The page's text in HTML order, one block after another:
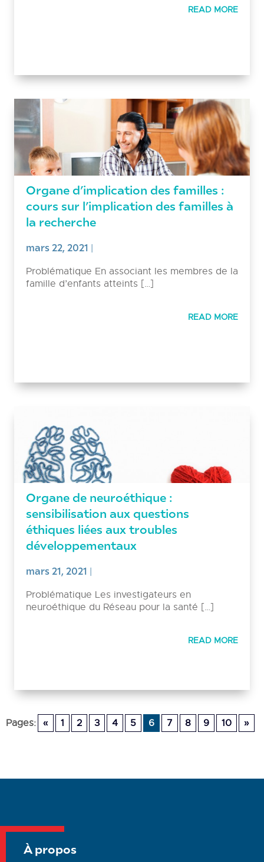
READ MORE
Organe d’implication des familles :
cours sur l’implication des familles à
la recherche
mars 22, 2021 |
Problématique En associant les membres de la
famille d’enfants atteints […]
READ MORE
Organe de neuroéthique :
sensibilisation aux questions
éthiques liées aux troubles
développementaux
mars 21, 2021 |
Problématique Les investigateurs en
neuroéthique du Réseau pour la santé […]
READ MORE
Pages: « 1 2 3 4 5 6 7 8 9 10 »
À propos